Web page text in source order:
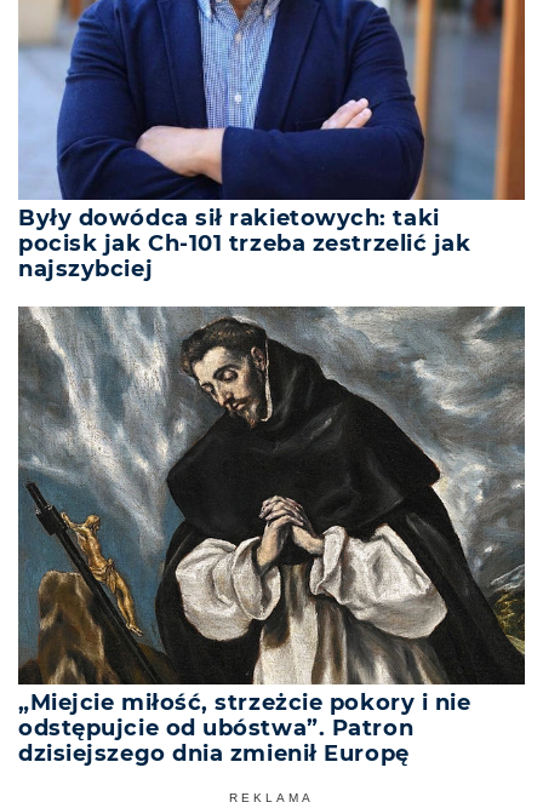
Były dowódca sił rakietowych: taki
pocisk jak Ch-101 trzeba zestrzelić jak
najszybciej
„Miejcie miłość, strzeżcie pokory i nie
odstępujcie od ubóstwa”. Patron
dzisiejszego dnia zmienił Europę
REKLAMA